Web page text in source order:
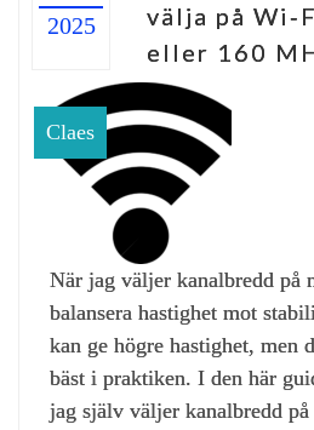
2025
välja på
eller 160
Claes
När jag väljer kanalbredd på
balansera hastighet mot
kan ge högre hastighet, men
bäst i praktiken. I den här
jag själv väljer kanalbredd